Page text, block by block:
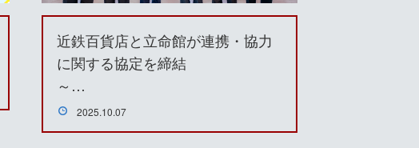
近鉄百貨店と立命館が連携・協力
に関する協定を締結
～…
2025.10.07